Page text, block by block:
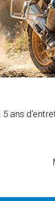
ans